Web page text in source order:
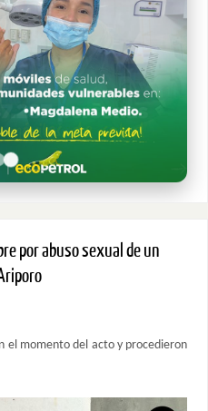
por abuso sexual de un
el momento del acto y procedieron